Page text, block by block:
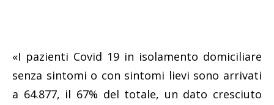
«I pazienti Covid 19 in isolamento domiciliare
senza sintomi o con sintomi lievi sono arrivati
a 64.877, il 67% del totale, un dato cresciuto